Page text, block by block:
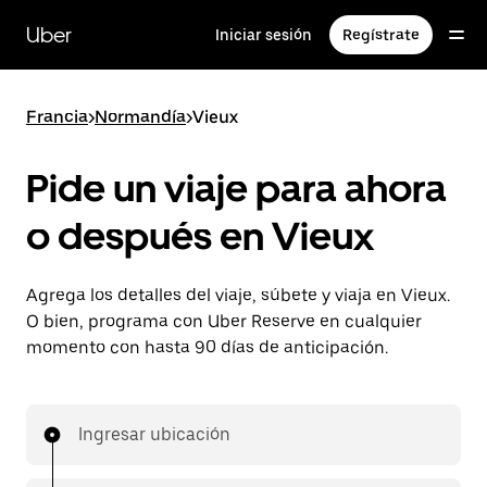
contenido
principal
Uber Iniciar sesión Regístrate
Francia>Normandía>Vieux
Pide un viaje para ahora
o después en Vieux
Agrega los detalles del viaje, súbete y viaja en Vieux.
O bien, programa con Uber Reserve en cualquier
momento con hasta 90 días de anticipación.
Ingresar ubicación